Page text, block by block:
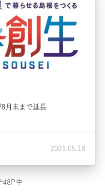
月末まで延長
2021.05.18
48P中